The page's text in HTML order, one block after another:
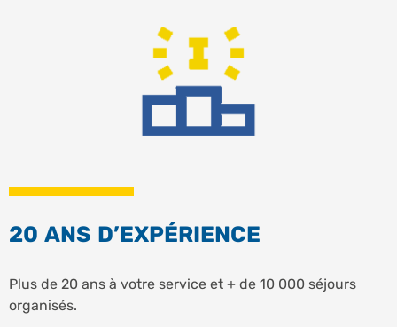
20 ANS D’EXPÉRIENCE
Plus de 20 ans à votre service et + de 10 000 séjours
organisés.